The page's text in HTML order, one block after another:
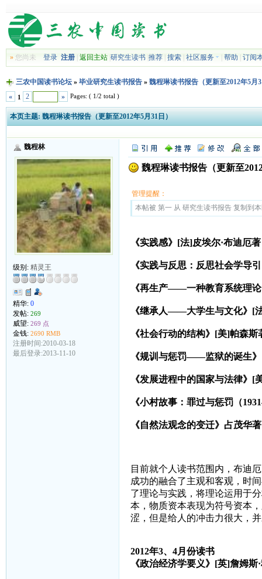
»您尚未 登录 注册| 返回主站| 研究生读书| 推荐| 搜索| 社区服务 帮助 订阅
三农中国读书论坛» 毕业研究生读书报告» 魏程琳读书报告（更新至2012年5月
«
1 2 » Pages: ( 1/2 total )
本页主题: 魏程琳读书报告（更新至2012年5月31日）
魏程林
级别: 精灵王
精华: 0
发帖: 269
威望: 269 点
金钱: 2690 RMB
注册时间:2010-03-18
最后登录:2013-11-10
魏程琳读书报告（更新至
管理提醒：
本帖被 第一 从 研究生读书报告 复制到
《实践感》[法]皮埃尔·布迪厄
《实践与反思：反思社会学导
《再生产——一种教育系统理
《继承人——大学生与文化》[
《社会行动的结构》[美]帕森斯
《规训与惩罚——监狱的诞生
《发展进程中的国家与法律》[
《小村故事：罪过与惩罚（
《自然法观念的变迁》占茂华著
目前就个人读书范围内，布迪
成功的融合了主观和客观，时
了理论与实践，将理论运用于
本，物质资本表现为符号资本
涩，但是给人的冲击力很大，
2012年3、 4月份读书
《政治经济学要义》 [英]詹姆斯